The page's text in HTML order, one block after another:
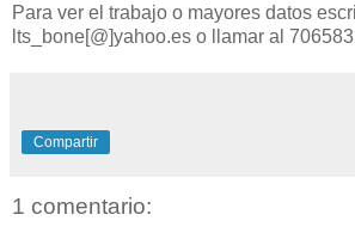
Para ver el trabajo o mayores datos
lts_bone[@]yahoo.es o llamar al
Compartir
1 comentario: